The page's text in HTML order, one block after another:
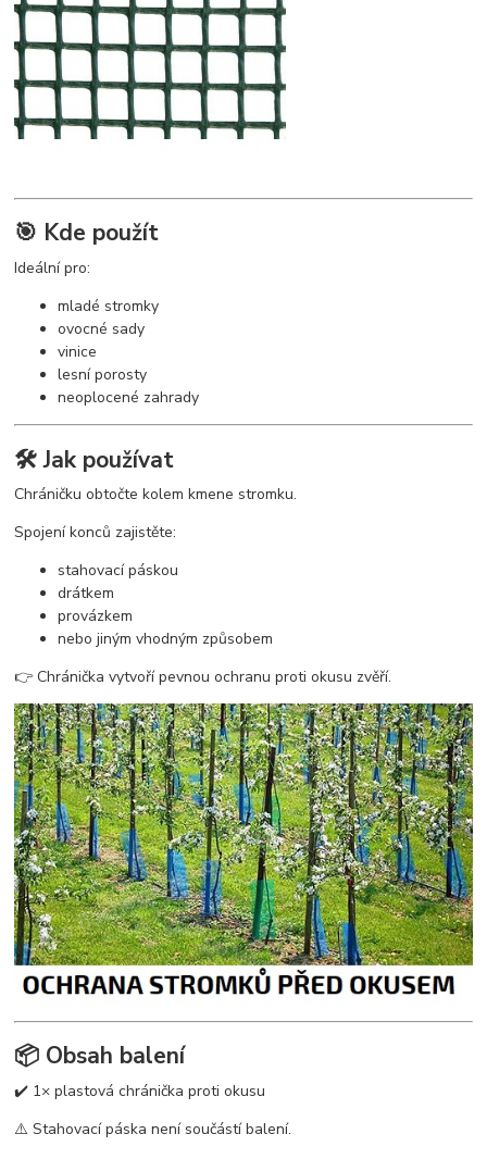
🎯 Kde použít
Ideální pro:
mladé stromky
ovocné sady
vinice
lesní porosty
neoplocené zahrady
🛠️ Jak používat
Chráničku obtočte kolem kmene stromku.
Spojení konců zajistěte:
stahovací páskou
drátkem
provázkem
nebo jiným vhodným způsobem
👉 Chránička vytvoří pevnou ochranu proti okusu zvěří.
📦 Obsah balení
✔️ 1× plastová chránička proti okusu
⚠️ Stahovací páska není součástí balení.